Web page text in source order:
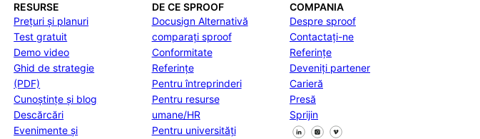
RESURSE
Prețuri și planuri
Test gratuit
Demo video
Ghid de strategie
(PDF)
Cunoștințe și blog
Descărcări
Evenimente și
DE CE SPROOF
Docusign Alternativă
comparați sproof
Conformitate
Referințe
Pentru întreprinderi
Pentru resurse
umane/HR
Pentru universități
COMPANIA
Despre sproof
Contactați-ne
Referințe
Deveniți partener
Carieră
Presă
Sprijin
Urmăriți-ne pe Facebook
Urmăriți-ne pe X
Urmăriți-ne pe LinkedIn